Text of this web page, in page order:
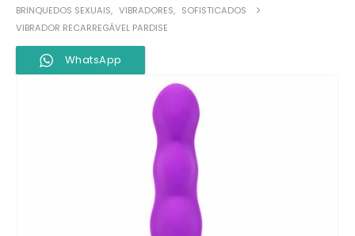
BRINQUEDOS SEXUAIS, VIBRADORES, SOFISTICADOS
VIBRADOR RECARREGÁVEL PARDISE
WhatsApp